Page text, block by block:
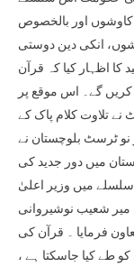
کاوشوں اور بالخصوص
انکی دین دوستی
اظہار کیا کہ قرآن
کریں گے۔ اس موقع پر
تلاوت کلام پاک کے
نو ٹرسٹ بلوچستان نے
میں دور جدید کی
میں وزیر اعلیٰ
میر شعیب نوشیروانی
فرمایا ۔ قرآن کی
طے کیا جاسکتا ہے ،